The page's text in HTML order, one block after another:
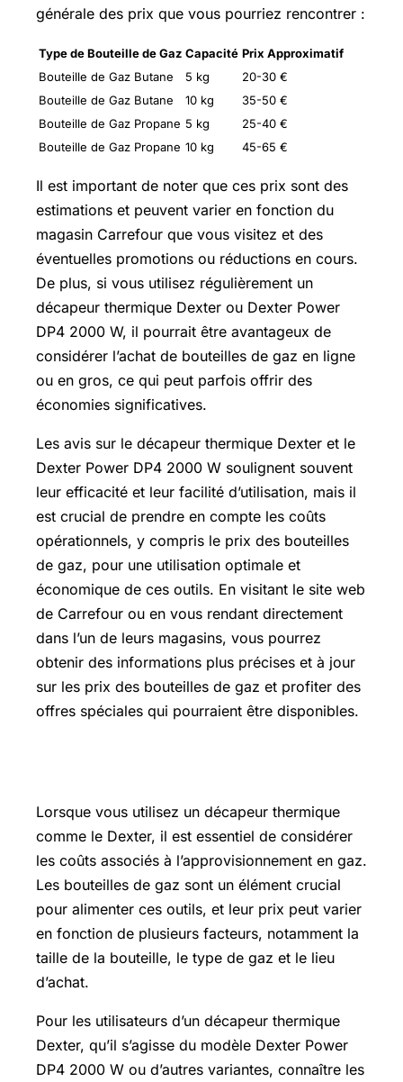
générale des prix que vous pourriez rencontrer :
Type de Bouteille de Gaz Capacité Prix Approximatif
Bouteille de Gaz Butane
5 kg
20-30 €
Bouteille de Gaz Butane
10 kg
35-50 €
Bouteille de Gaz Propane 5 kg
25-40 €
Bouteille de Gaz Propane 10 kg 45-65 €
Il est important de noter que ces prix sont des
estimations et peuvent varier en fonction du
magasin Carrefour que vous visitez et des
éventuelles promotions ou réductions en cours.
De plus, si vous utilisez régulièrement un
décapeur thermique Dexter ou Dexter Power
DP4 2000 W, il pourrait être avantageux de
considérer l’achat de bouteilles de gaz en ligne
ou en gros, ce qui peut parfois offrir des
économies significatives.
Les avis sur le décapeur thermique Dexter et le
Dexter Power DP4 2000 W soulignent souvent
leur efficacité et leur facilité d’utilisation, mais il
est crucial de prendre en compte les coûts
opérationnels, y compris le prix des bouteilles
de gaz, pour une utilisation optimale et
économique de ces outils. En visitant le site web
de Carrefour ou en vous rendant directement
dans l’un de leurs magasins, vous pourrez
obtenir des informations plus précises et à jour
sur les prix des bouteilles de gaz et profiter des
offres spéciales qui pourraient être disponibles.
Lorsque vous utilisez un décapeur thermique
comme le Dexter, il est essentiel de considérer
les coûts associés à l’approvisionnement en gaz.
Les bouteilles de gaz sont un élément crucial
pour alimenter ces outils, et leur prix peut varier
en fonction de plusieurs facteurs, notamment la
taille de la bouteille, le type de gaz et le lieu
d’achat.
Pour les utilisateurs d’un décapeur thermique
Dexter, qu’il s’agisse du modèle Dexter Power
DP4 2000 W ou d’autres variantes, connaître les